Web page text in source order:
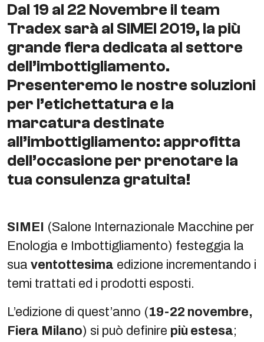
Dal 19 al 22 Novembre il team
Tradex sarà al SIMEI 2019, la più
grande fiera dedicata al settore
dell’imbottigliamento.
Presenteremo le nostre soluzioni
per l’etichettatura e la
marcatura destinate
all’imbottigliamento: approfitta
dell’occasione per prenotare la
tua consulenza gratuita!
SIMEI
(Salone Internazionale Macchine per
Enologia e Imbottigliamento) festeggia la
sua ventottesima edizione incrementando i
temi trattati ed i prodotti esposti.
L’edizione di quest’anno (19-22 novembre,
Fiera Milano) si può definire più estesa;